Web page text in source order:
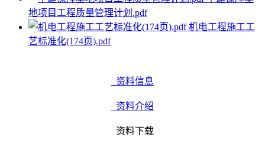
地项目工程质量管理计划.pdf
机电工程施工工
艺标准化(174页).pdf
资料信息
资料介绍
资料下载